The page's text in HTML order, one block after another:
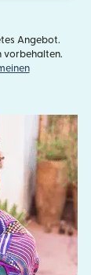
Angebot.
vorbehalten.